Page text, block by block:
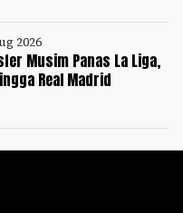
2026
Musim Panas La Liga,
Real Madrid